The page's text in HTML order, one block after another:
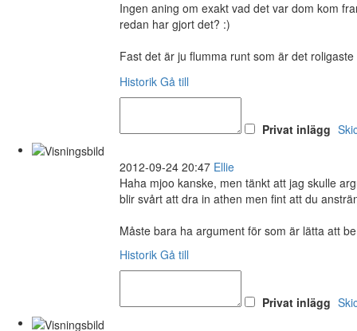
Ingen aning om exakt vad det var dom kom
redan har gjort det? :)
Fast det är ju flumma runt som är det
Historik Gå till
Privat inlägg
2012-09-24 20:47 Ellie
Haha mjoo kanske, men tänkt att jag skulle
blir svårt att dra in athen men fint att du
Måste bara ha argument för som är lätta att
Historik Gå till
Privat inlägg